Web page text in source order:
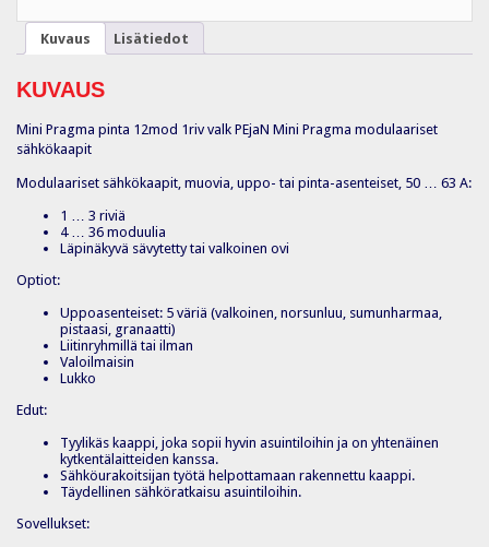
1r
val
Kuvaus Lisätiedot
KUVAUS
Mini Pragma pinta 12mod 1riv valk PEjaN Mini Pragma modulaariset
sähkökaapit
Modulaariset sähkökaapit, muovia, uppo- tai pinta-asenteiset, 50 … 63 A:
1 … 3 riviä
4 … 36 moduulia
Läpinäkyvä sävytetty tai valkoinen ovi
Optiot:
Uppoasenteiset: 5 väriä (valkoinen, norsunluu, sumunharmaa,
pistaasi, granaatti)
Liitinryhmillä tai ilman
Valoilmaisin
Lukko
Edut:
Tyylikäs kaappi, joka sopii hyvin asuintiloihin ja on yhtenäinen
kytkentälaitteiden kanssa.
Sähköurakoitsijan työtä helpottamaan rakennettu kaappi.
Täydellinen sähköratkaisu asuintiloihin.
Sovellukset: